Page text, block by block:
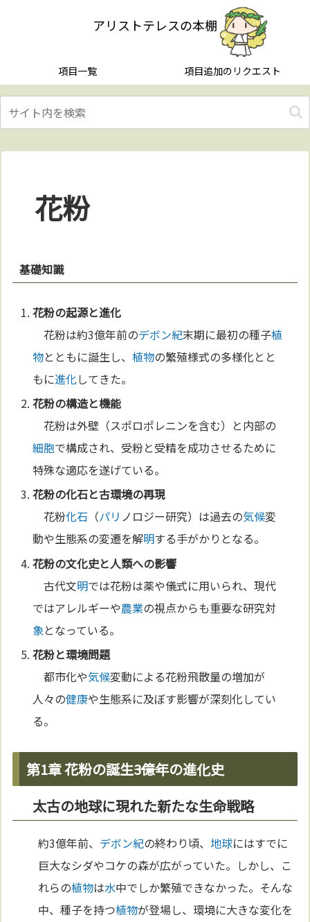
アリストテレスの本棚
項目一覧 項目追加のリクエスト
花粉
基礎知識
花粉の起源と進化
花粉は約3億年前のデボン紀末期に最初の種子植
物とともに誕生し、植物の繁殖様式の多様化とと
もに進化してきた。
花粉の構造と機能
花粉は外壁（スポロポレニンを含む）と内部の
細胞で構成され、受粉と受精を成功させるために
特殊な適応を遂げている。
花粉の化石と古環境の再現
花粉化石 （パリ ノロジー研究）は過去の気候変
動や生態系の変遷を解明する手がかりとなる。
花粉の文化史と人類への影響
古代文明では花粉は薬や儀式に用いられ、現代
ではアレルギーや農業の視点からも重要な研究対
象となっている。
花粉と環境問題
都市化や気候変動による花粉飛散量の増加が
人々の健康や生態系に及ぼす影響が深刻化してい
る。
第1章 花粉の誕生――3億年の進化史
太古の地球に現れた新たな生命戦略
約3億年前、 デボン紀の終わり頃、地球にはすでに
巨大なシダやコケの森が広がっていた。しかし、こ
れらの植物は水中でしか繁殖できなかった。そんな
中、種子を持つ植物が登場し、環境に大きな変化を